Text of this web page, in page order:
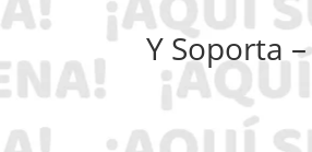
Y Soporta